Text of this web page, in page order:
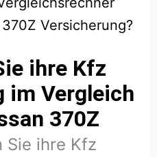
Versicherung?
ihre Kfz
im Vergleich
370Z
Sie ihre Kfz